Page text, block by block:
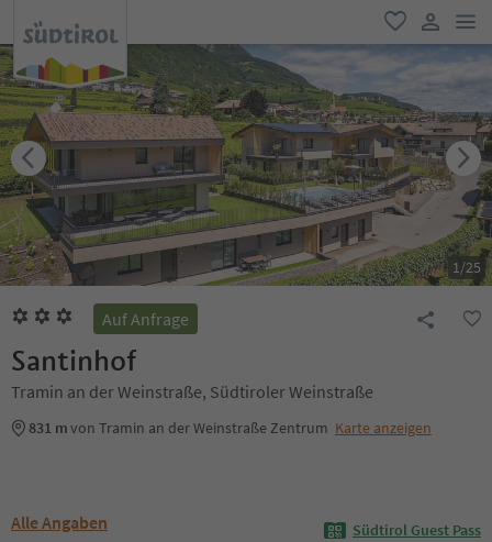
favorit
user link
1/25
Auf Anfrage
Santinhof
Tramin an der Weinstraße, Südtiroler Weinstraße
831 mvon Tramin an der Weinstraße Zentrum Karte anzeigen
Alle Angaben Südtirol Guest Pass